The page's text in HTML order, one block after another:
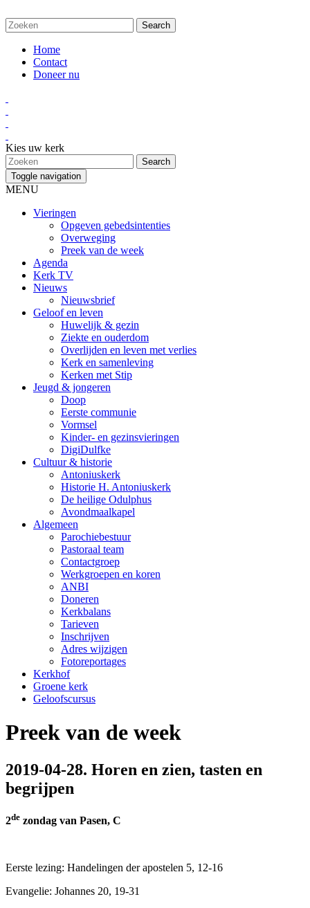
Home
Contact
Doneer nu
Kies uw kerk
Toggle navigation
MENU
Vieringen
Opgeven gebedsintenties
Overweging
Preek van de week
Agenda
Kerk TV
Nieuws
Nieuwsbrief
Geloof en leven
Huwelijk & gezin
Ziekte en ouderdom
Overlijden en leven met verlies
Kerk en samenleving
Kerken met Stip
Jeugd & jongeren
Doop
Eerste communie
Vormsel
Kinder- en gezinsvieringen
DigiDulfke
Cultuur & historie
Antoniuskerk
Historie H. Antoniuskerk
De heilige Odulphus
Avondmaalkapel
Algemeen
Parochiebestuur
Pastoraal team
Contactgroep
Werkgroepen en koren
ANBI
Doneren
Kerkbalans
Tarieven
Inschrijven
Adres wijzigen
Fotoreportages
Kerkhof
Groene kerk
Geloofscursus
Preek van de week
2019-04-28. Horen en zien, tasten en
begrijpen
2de zondag van Pasen, C
Eerste lezing: Handelingen der apostelen 5, 12-16
Evangelie: Johannes 20, 19-31